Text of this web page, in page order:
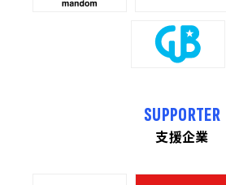
SUPPORTER
支援企業